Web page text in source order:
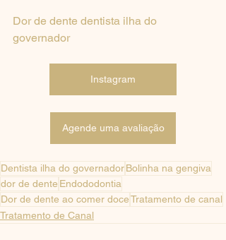
Dor de dente dentista ilha do
governador
Instagram
Agende uma avaliação
Dentista ilha do governadorBolinha na gengiva
dor de dente Endododontia
Dor de dente ao comer doceTratamento de canal
Tratamento de Canal